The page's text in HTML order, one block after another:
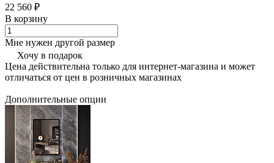
22 560 ₽
В корзину
Мне нужен другой размер
Хочу в подарок
Цена действительна только для интернет-магазина и может
отличаться от цен в розничных магазинах
Дополнительные опции